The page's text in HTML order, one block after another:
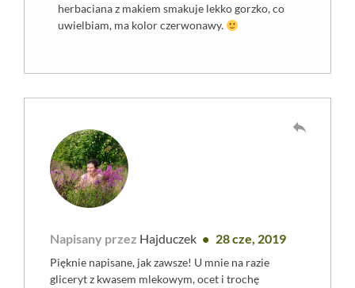
herbaciana z makiem smakuje lekko gorzko, co
uwielbiam, ma kolor czerwonawy.
Napisany przez Hajduczek 28 cze, 2019
Pięknie napisane, jak zawsze! U mnie na razie
gliceryt z kwasem mlekowym, ocet i trochę
reply